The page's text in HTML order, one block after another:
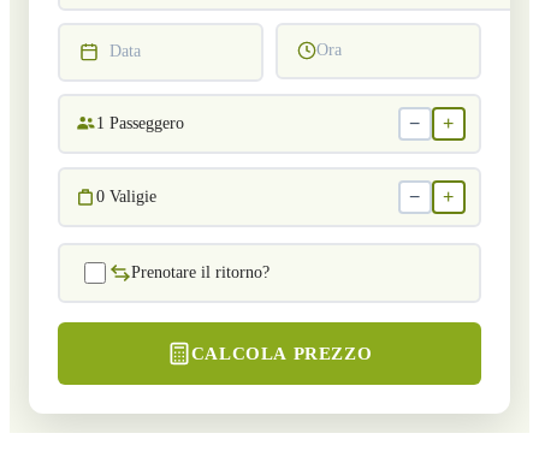
Data Ora
1 Passeggero − +
0 Valigie − +
Prenotare il ritorno?
CALCOLA PREZZO